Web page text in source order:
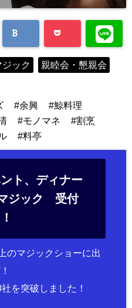
ック
親睦会・懇親会
余興
鯨料理
モノマネ
割烹
料亭
ト、ディナー
ジック 受付
のマジックショーに出
を突破しました！